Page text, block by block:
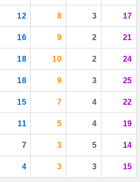
12 8 3 17
16 9 2 21
18 10 2 24
18 9 3 25
15 7 4 22
11 5 4 19
7 3 5 14
4 3 3 15